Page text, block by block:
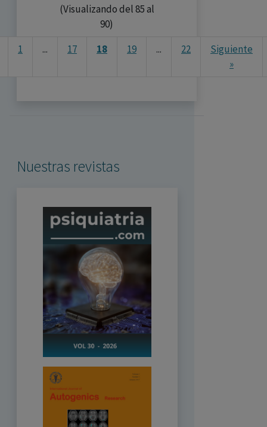
(Visualizando del 85 al
90)
1
... 17 18 19 ... 22
Siguiente
»
Nuestras revistas